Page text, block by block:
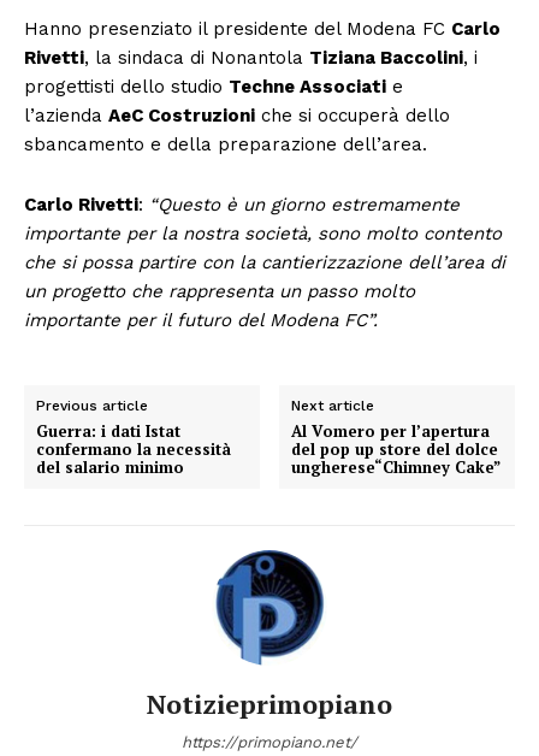
Hanno presenziato il presidente del Modena FC Carlo
Rivetti, la sindaca di Nonantola Tiziana Baccolini, i
progettisti dello studio Techne Associati e
l’azienda AeC Costruzioni che si occuperà dello
sbancamento e della preparazione dell’area.
Carlo Rivetti: “Questo è un giorno estremamente
importante per la nostra società, sono molto contento
che si possa partire con la cantierizzazione dell’area di
un progetto che rappresenta un passo molto
importante per il futuro del Modena FC”.
Previous article
Guerra: i dati Istat
confermano la necessità
del salario minimo
Next article
Al Vomero per l’apertura
del pop up store del dolce
ungherese“Chimney Cake”
Notizieprimopiano
https://primopiano.net/